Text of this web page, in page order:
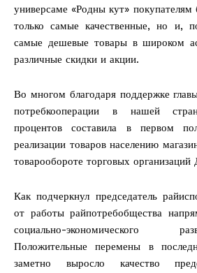
универсаме «Родны кут» покупателям
только самые качественные, но и,
самые дешевые товары в широком
различные скидки и акции.
Во многом благодаря поддержке
потребкооперации в нашей
процентов составила в первом
реализации товаров населению
товарообороте торговых
Как подчеркнул председатель
от работы райпотребобщества
социально-экономического
Положительные перемены в
заметно выросло качество